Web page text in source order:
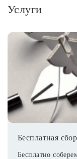
Услуги
Бесплатная
Бесплатно